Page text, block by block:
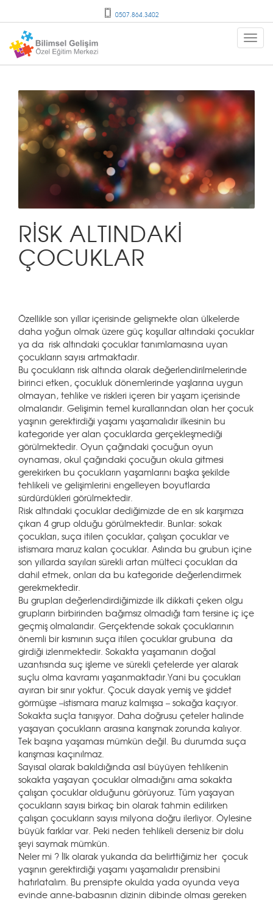
0507.864.3402
RİSK ALTINDAKİ
ÇOCUKLAR
Özellikle son yıllar içerisinde gelişmekte olan ülkelerde
daha yoğun olmak üzere güç koşullar altındaki çocuklar
ya da risk altındaki çocuklar tanımlamasına uyan
çocukların sayısı artmaktadır.
Bu çocukların risk altında olarak değerlendirilmelerinde
birinci etken, çocukluk dönemlerinde yaşlarına uygun
olmayan, tehlike ve riskleri içeren bir yaşam içerisinde
olmalarıdır. Gelişimin temel kurallarından olan her çocuk
yaşının gerektirdiği yaşamı yaşamalıdır ilkesinin bu
kategoride yer alan çocuklarda gerçekleşmediği
görülmektedir. Oyun çağındaki çocuğun oyun
oynaması, okul çağındaki çocuğun okula gitmesi
gerekirken bu çocukların yaşamlarını başka şekilde
tehlikeli ve gelişimlerini engelleyen boyutlarda
sürdürdükleri görülmektedir.
Risk altındaki çocuklar dediğimizde de en sık karşımıza
çıkan 4 grup olduğu görülmektedir. Bunlar: sokak
çocukları, suça itilen çocuklar, çalışan çocuklar ve
istismara maruz kalan çocuklar. Aslında bu grubun içine
son yıllarda sayıları sürekli artan mülteci çocukları da
dahil etmek, onları da bu kategoride değerlendirmek
gerekmektedir.
Bu grupları değerlendirdiğimizde ilk dikkati çeken olgu
grupların birbirinden bağımsız olmadığı tam tersine iç içe
geçmiş olmalarıdır. Gerçektende sokak çocuklarının
önemli bir kısmının suça itilen çocuklar grubuna da
girdiği izlenmektedir. Sokakta yaşamanın doğal
uzantısında suç işleme ve sürekli çetelerde yer alarak
suçlu olma kavramı yaşanmaktadır.Yani bu çocukları
ayıran bir sınır yoktur. Çocuk dayak yemiş ve şiddet
görmüşse –istismara maruz kalmışsa – sokağa kaçıyor.
Sokakta suçla tanışıyor. Daha doğrusu çeteler halinde
yaşayan çocukların arasına karışmak zorunda kalıyor.
Tek başına yaşaması mümkün değil. Bu durumda suça
karışması kaçınılmaz.
Sayısal olarak bakıldığında asıl büyüyen tehlikenin
sokakta yaşayan çocuklar olmadığını ama sokakta
çalışan çocuklar olduğunu görüyoruz. Tüm yaşayan
çocukların sayısı birkaç bin olarak tahmin edilirken
çalışan çocukların sayısı milyona doğru ilerliyor. Öylesine
büyük farklar var. Peki neden tehlikeli derseniz bir dolu
şeyi saymak mümkün.
Neler mi ? İlk olarak yukarıda da belirttiğimiz her çocuk
yaşının gerektirdiği yaşamı yaşamalıdır prensibini
hatırlatalım. Bu prensipte okulda yada oyunda veya
evinde anne-babasının dizinin dibinde olması gereken